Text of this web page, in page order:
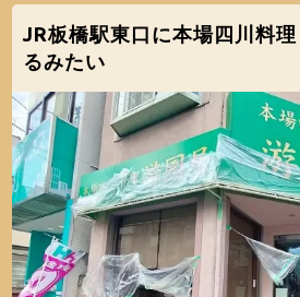
JR板橋駅東口に本場四川料
るみたい